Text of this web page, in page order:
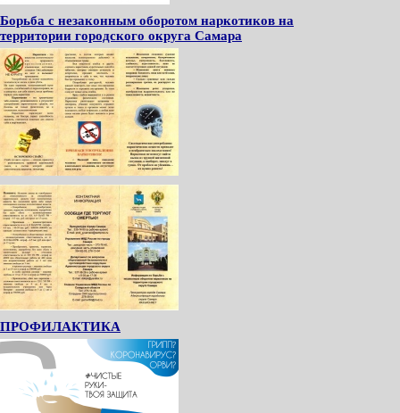
Борьба с незаконным оборотом наркотиков на
территории городского округа Самара
ПРОФИЛАКТИКА